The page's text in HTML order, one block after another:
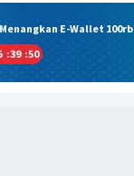
E-Wallet 100rb
:39 :50